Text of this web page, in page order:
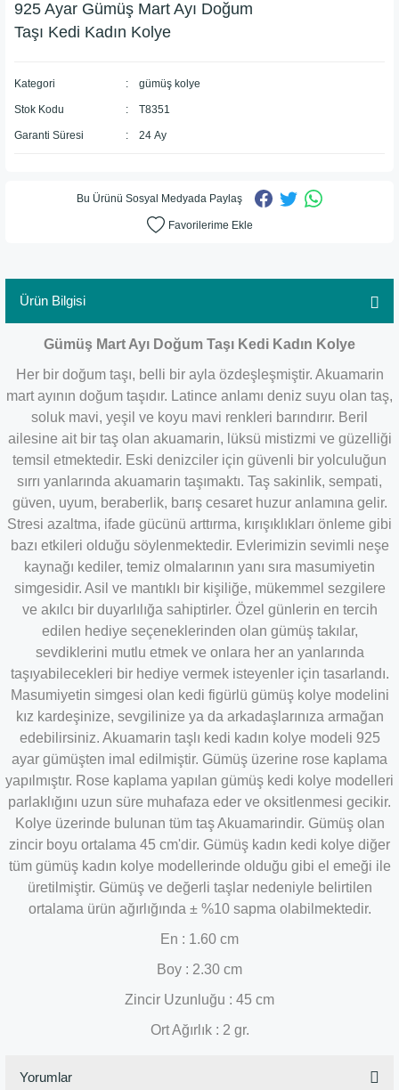
925 Ayar Gümüş Mart Ayı Doğum
Taşı Kedi Kadın Kolye
Kategori gümüş kolye
Stok Kodu T8351
Garanti Süresi 24 Ay
Bu Ürünü Sosyal Medyada Paylaş
Ürün Bilgisi
Gümüş Mart Ayı Doğum Taşı Kedi Kadın Kolye
Her bir doğum taşı, belli bir ayla özdeşleşmiştir. Akuamarin
mart ayının doğum taşıdır. Latince anlamı deniz suyu olan taş,
soluk mavi, yeşil ve koyu mavi renkleri barındırır. Beril
ailesine ait bir taş olan akuamarin, lüksü mistizmi ve güzelliği
temsil etmektedir. Eski denizciler için güvenli bir yolculuğun
sırrı yanlarında akuamarin taşımaktı. Taş sakinlik, sempati,
güven, uyum, beraberlik, barış cesaret huzur anlamına gelir.
Stresi azaltma, ifade gücünü arttırma, kırışıklıkları önleme gibi
bazı etkileri olduğu söylenmektedir. Evlerimizin sevimli neşe
kaynağı kediler, temiz olmalarının yanı sıra masumiyetin
simgesidir. Asil ve mantıklı bir kişiliğe, mükemmel sezgilere
ve akılcı bir duyarlılığa sahiptirler. Özel günlerin en tercih
edilen hediye seçeneklerinden olan gümüş takılar,
sevdiklerini mutlu etmek ve onlara her an yanlarında
taşıyabilecekleri bir hediye vermek isteyenler için tasarlandı.
Masumiyetin simgesi olan kedi figürlü gümüş kolye modelini
kız kardeşinize, sevgilinize ya da arkadaşlarınıza armağan
edebilirsiniz. Akuamarin taşlı kedi kadın kolye modeli 925
ayar gümüşten imal edilmiştir. Gümüş üzerine rose kaplama
yapılmıştır. Rose kaplama yapılan gümüş kedi kolye modelleri
parlaklığını uzun süre muhafaza eder ve oksitlenmesi gecikir.
Kolye üzerinde bulunan tüm taşAkuamarindir. Gümüş olan
zincir boyu ortalama 45 cm'dir. Gümüş kadın kedi kolye diğer
tüm gümüş kadın kolye modellerinde olduğu gibi el emeği ile
üretilmiştir. Gümüş ve değerli taşlar nedeniyle belirtilen
ortalama ürün ağırlığında ± %10 sapma olabilmektedir.
En : 1.60 cm
Boy : 2.30 cm
Zincir Uzunluğu : 45 cm
Ort Ağırlık : 2 gr.
Yorumlar